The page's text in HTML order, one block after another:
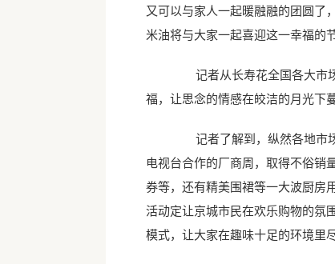
又可以与家人一起暖融融的团圆了
米油将与大家一起喜迎这一幸福的节
记者从长寿花全国各大市场
福，让思念的情感在皎洁的月光下
记者了解到，纵然各地市场
电视台合作的厂商周，取得不俗销
券等，还有精美围裙等一大波厨房
活动定让京城市民在欢乐购物的氛
模式，让大家在趣味十足的环境里